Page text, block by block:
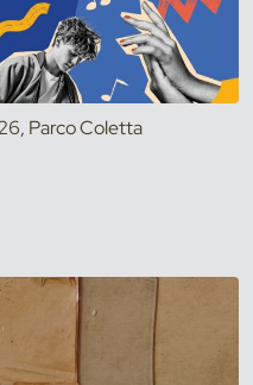
Parco Coletta